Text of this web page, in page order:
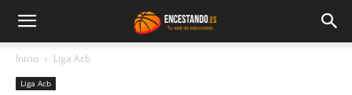
Inicio Liga Acb
Liga Acb